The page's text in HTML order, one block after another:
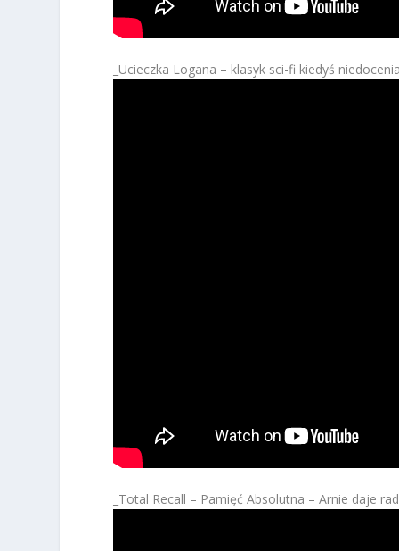
_Ucieczka Logana – klasyk sci-fi kiedyś
_Total Recall – Pamięć Absolutna – Arnie daje